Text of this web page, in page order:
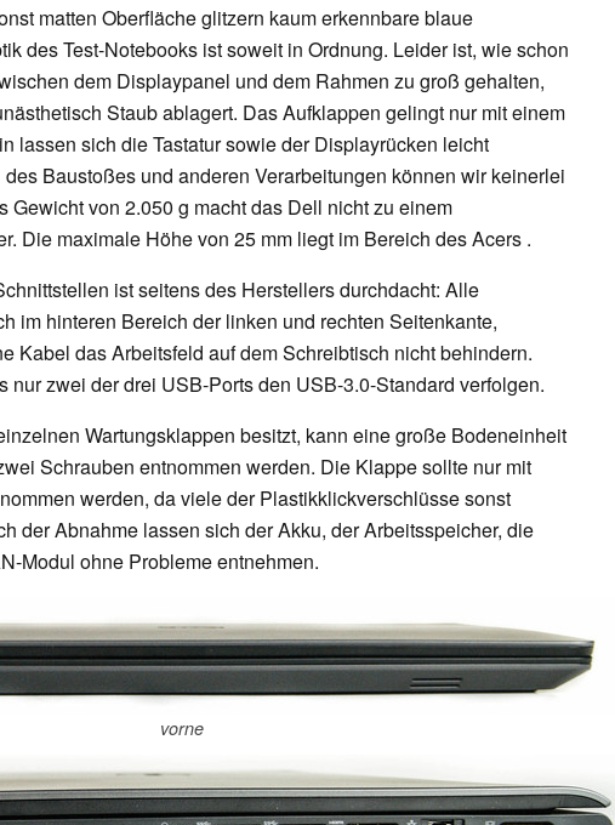
matten Oberfläche glitzern kaum erkennbare blaue
des Test-Notebooks ist soweit in Ordnung. Leider ist, wie schon
dem Displaypanel und dem Rahmen zu groß gehalten,
Staub ablagert. Das Aufklappen gelingt nur mit einem
lassen sich die Tastatur sowie der Displayrücken leicht
Baustoßes und anderen Verarbeitungen können wir keinerlei
Gewicht von 2.050 g macht das Dell nicht zu einem
Die maximale Höhe von 25 mm liegt im Bereich des Acers .
ist seitens des Herstellers durchdacht: Alle
im hinteren Bereich der linken und rechten Seitenkante,
Kabel das Arbeitsfeld auf dem Schreibtisch nicht behindern.
nur zwei der drei USB-Ports den USB-3.0-Standard verfolgen.
Wartungsklappen besitzt, kann eine große Bodeneinheit
Schrauben entnommen werden. Die Klappe sollte nur mit
werden, da viele der Plastikklickverschlüsse sonst
der Abnahme lassen sich der Akku, der Arbeitsspeicher, die
Modul ohne Probleme entnehmen.
vorne